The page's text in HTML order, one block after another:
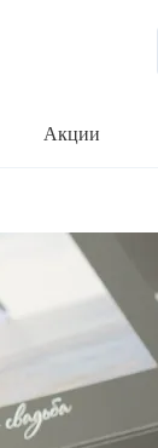
Акции